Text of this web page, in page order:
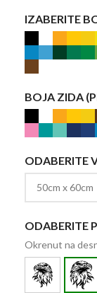
IZABERITE
BOJA ZIDA
ODABERITE
ODABERITE
Okrenut na